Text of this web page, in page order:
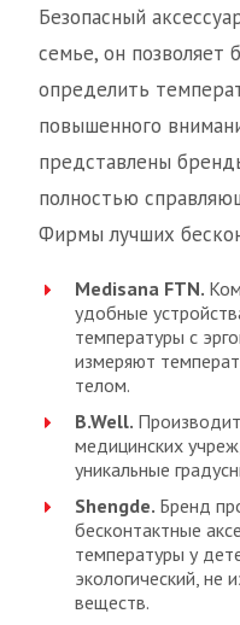
Безопасный
семье, он позволяет
определить
повышенного
представлены
полностью
Фирмы лучших
Medisana FTN.
удобные
температуры с
измеряют
телом.
B.Well.
медицинских
уникальные
Shengde. Бренд
бесконтактные
температуры у
экологический, не
веществ.